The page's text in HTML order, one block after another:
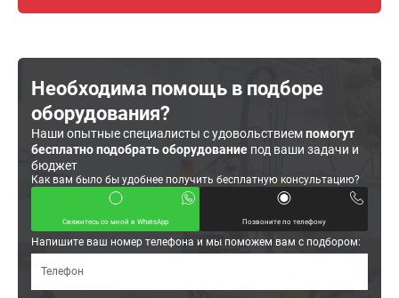
Необходима помощь в подборе
оборудования?
Наши опытные специалисты с удовольствиемпомогут
бесплатно подобрать оборудование под ваши задачи и
бюджет
Как вам было бы удобнее получить бесплатную консультацию?
Свяжитесь со мной в WhatsApp Позвоните по телефону
Напишите ваш номер телефона и мы поможем вам с подбором: